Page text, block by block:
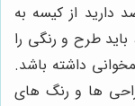
دارید از کیسه به
باید طرح و رنگی را
داشته باشد.
ها و رنگ های